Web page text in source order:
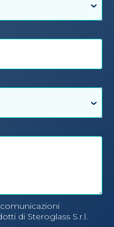
di Steroglass S.r.l.